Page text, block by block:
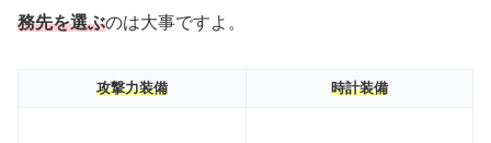
務先を選ぶのは大事ですよ。
攻撃力装備 時計装備